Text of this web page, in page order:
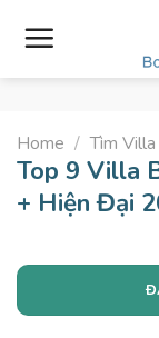
Home / Tìm
Top 9 Villa
+ Hiện Đại